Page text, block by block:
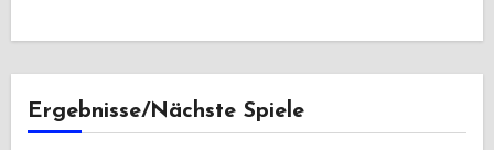
Ergebnisse/Nächste Spiele